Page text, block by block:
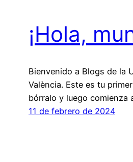
¡Hola,
Bienvenido a Blogs de la
València. Este es tu
bórralo y luego comienza
11 de febrero de 2024